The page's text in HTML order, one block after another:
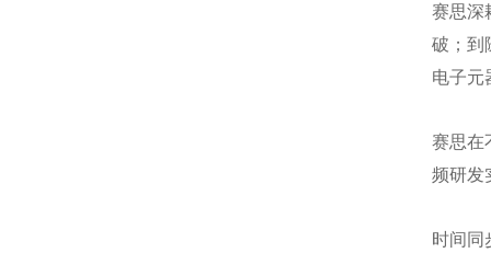
赛思深
破；到
电子元
赛思在
频研发
时间同